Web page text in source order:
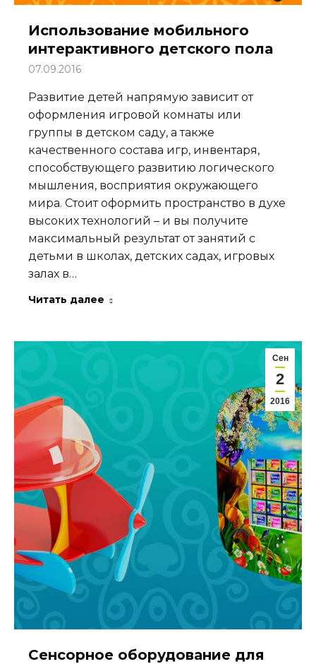
Использование мобильного
интерактивного детского пола
07.09.2016
Развитие детей напрямую зависит от
оформления игровой комнаты или
группы в детском саду, а также
качественного состава игр, инвентаря,
способствующего развитию логического
мышления, восприятия окружающего
мира. Стоит оформить пространство в духе
высоких технологий – и вы получите
максимальный результат от занятий с
детьми в школах, детских садах, игровых
залах в…
Читать далее
Сен
2
2016
Сенсорное оборудование для